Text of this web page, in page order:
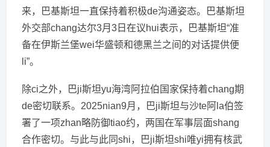
来，巴基斯坦一直保持着积极de沟通姿态。巴基斯坦
外交部chang达尔3月3日在议hui表示，巴基斯坦“准
备在伊斯兰堡wei华盛顿和德黑兰之间的对话提供便
li”。
除ci之外，巴ji斯坦yu海湾阿拉伯国家保持着chang期
de密切联系。2025nian9月，巴ji斯坦与沙te阿la伯签
署了一项zhan略防御tiao约，两国在军事层面shang
合作密切。与此与此同shi，巴ji斯坦shi唯yi拥有核武